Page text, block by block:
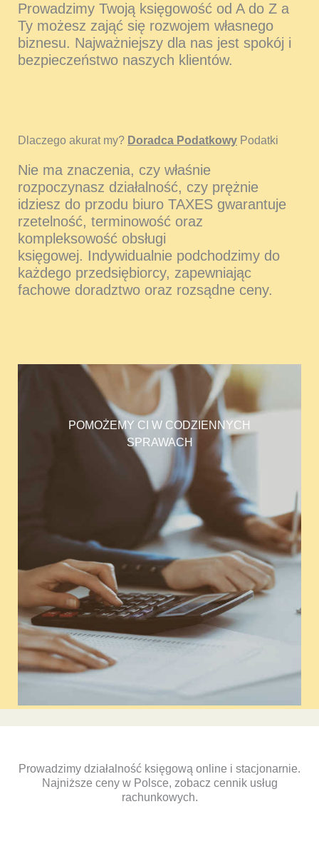
Prowadzimy Twoją księgowość od A do Z a
Ty możesz zająć się rozwojem własnego
biznesu. Najważniejszy dla nas jest spokój i
bezpieczeństwo naszych klientów.
Dlaczego akurat my? Doradca Podatkowy Podatki
Nie ma znaczenia, czy właśnie
rozpoczynasz działalność, czy prężnie
idziesz do przodu biuro TAXES gwarantuje
rzetelność, terminowość oraz
kompleksowość obsługi
księgowej. Indywidualnie podchodzimy do
każdego przedsiębiorcy, zapewniając
fachowe doradztwo oraz rozsądne ceny.
POMOŻEMY CI W CODZIENNYCH
SPRAWACH
Prowadzimy działalność księgową online i stacjonarnie.
Najniższe ceny w Polsce, zobacz cennik usług
rachunkowych.